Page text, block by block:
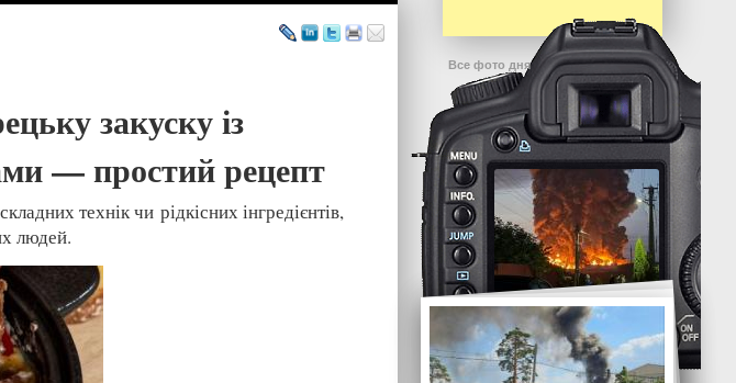
закуску із
— простий рецепт
технік чи рідкісних інгредієнтів,
людей.
Все фото дня